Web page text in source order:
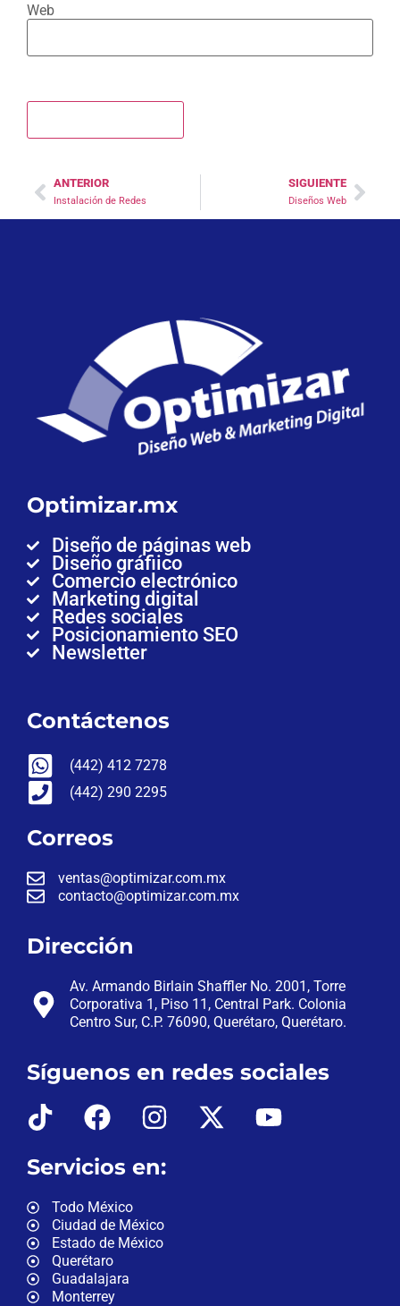
Web
ANTERIOR
Instalación de Redes
SIGUIENTE
Diseños Web
Optimizar.mx
Diseño de páginas web
Diseño gráfiico
Comercio electrónico
Marketing digital
Redes sociales
Posicionamiento SEO
Newsletter
Contáctenos
(442) 412 7278
(442) 290 2295
Correos
ventas@optimizar.com.mx
contacto@optimizar.com.mx
Dirección
Av. Armando Birlain Shaffler No. 2001, Torre
Corporativa 1, Piso 11, Central Park. Colonia
Centro Sur, C.P. 76090, Querétaro, Querétaro.
Síguenos en redes sociales
Servicios en:
Todo México
Ciudad de México
Estado de México
Querétaro
Guadalajara
Monterrey